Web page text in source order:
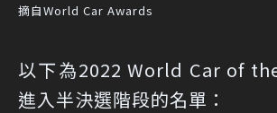
摘自World Car Awards
以下為2022 World Car of
進入半決選階段的名單：